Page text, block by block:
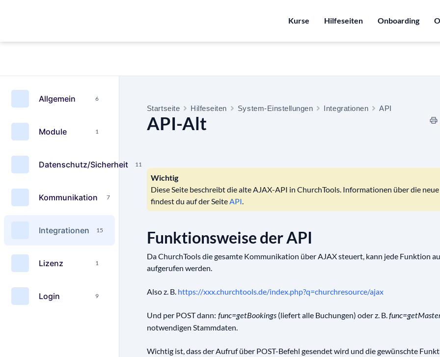
Kurse Hilfeseiten Onboarding
Allgemein 6
Module 1
Datenschutz/Sicherheit 11
Kommunikation 7
Integrationen 15
Lizenz 1
Login 9
Startseite Hilfeseiten System-Einstellungen Integrationen API
API-Alt
Wichtig
Diese Seite beschreibt die alte AJAX-API in ChurchTools. Informationen über die
findest du auf der Seite API
Funktionsweise der API
Da ChurchTools die gesamte Kommunikation über AJAX steuert, kann jede Funktion
aufgerufen werden.
Also z. B. https://xxx.churchtools.de/index.php?q=churchresource/ajax
Und per POST dann: func=getBookings(liefert alle Buchungen) oder z. B.
notwendigen Stammdaten.
Wichtig ist, dass der Aufruf über POST-Befehl gesendet wird und die gewünschte